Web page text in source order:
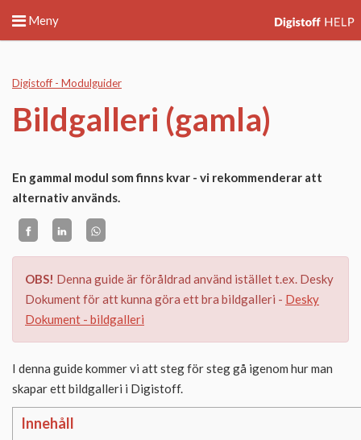
Meny
Digistoff - Modulguider
Bildgalleri (gamla)
En gammal modul som finns kvar - vi rekommenderar att
alternativ används.
OBS! Denna guide är föråldrad använd istället t.ex. Desky
Dokument för att kunna göra ett bra bildgalleri - Desky
Dokument - bildgalleri
I denna guide kommer vi att steg för steg gå igenom hur man
skapar ett bildgalleri i Digistoff.
Innehåll